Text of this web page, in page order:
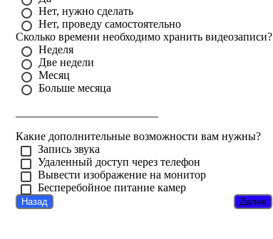
Нет, нужно сделать
Нет, проведу самостоятельно
Сколько времени необходимо хранить видеозаписи?
Неделя
Две недели
Месяц
Больше месяца
Какие дополнительные возможности вам нужны?
Запись звука
Удаленный доступ через телефон
Вывести изображение на монитор
Бесперебойное питание камер
Назад Далее